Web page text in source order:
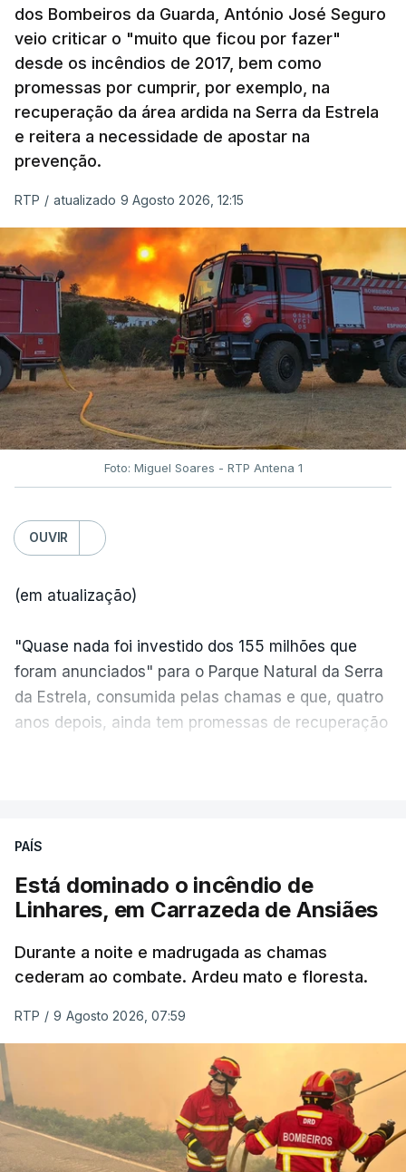
dos Bombeiros da Guarda, António José Seguro
veio criticar o "muito que ficou por fazer"
desde os incêndios de 2017, bem como
promessas por cumprir, por exemplo, na
recuperação da área ardida na Serra da Estrela
e reitera a necessidade de apostar na
prevenção.
RTP / atualizado 9 Agosto 2026, 12:15
Foto: Miguel Soares - RTP Antena 1
OUVIR
(em atualização)
"Quase nada foi investido dos 155 milhões que
foram anunciados" para o Parque Natural da Serra
da Estrela, consumida pelas chamas e que, quatro
anos depois, ainda tem promessas de recuperação
ESTE CONTEÚDO ESTÁ NESTE
PAÍS
Está dominado o incêndio de
Linhares, em Carrazeda de Ansiães
Durante a noite e madrugada as chamas
cederam ao combate. Ardeu mato e floresta.
RTP / 9 Agosto 2026, 07:59